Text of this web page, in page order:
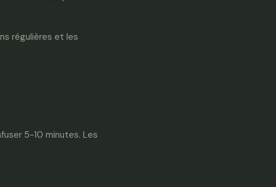
régulières et les
5-10 minutes. Les